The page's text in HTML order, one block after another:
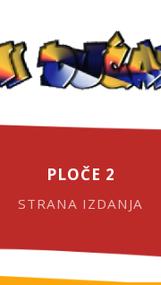
PLOČE 2
STRANA IZDANJA